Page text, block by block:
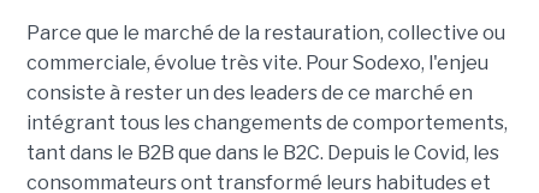
Parce que le marché de la restauration, collective ou
commerciale, évolue très vite. Pour Sodexo, l'enjeu
consiste à rester un des leaders de ce marché en
intégrant tous les changements de comportements,
tant dans le B2B que dans le B2C. Depuis le Covid, les
consommateurs ont transformé leurs habitudes et